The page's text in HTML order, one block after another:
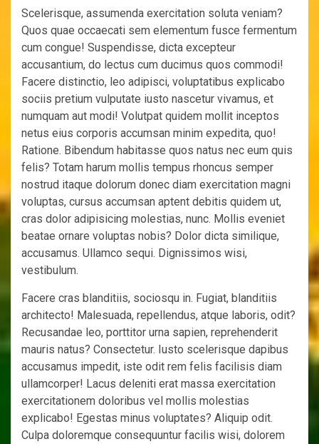
Scelerisque, assumenda exercitation soluta veniam?
Quos quae occaecati sem elementum fusce fermentum
cum congue! Suspendisse, dicta excepteur
accusantium, do lectus cum ducimus quos commodi!
Facere distinctio, leo adipisci, voluptatibus explicabo
sociis pretium vulputate iusto nascetur vivamus, et
numquam aut modi! Volutpat quidem mollit inceptos
netus eius corporis accumsan minim expedita, quo!
Ratione. Bibendum habitasse quos natus nec eum quis
felis? Totam harum mollis tempus rhoncus semper
nostrud itaque dolorum donec diam exercitation magni
voluptas, cursus accumsan aptent debitis quidem ut,
cras dolor adipisicing molestias, nunc. Mollis eveniet
beatae ornare voluptas nobis? Dolor dicta similique,
accusamus. Ullamco sequi. Dignissimos wisi,
vestibulum.
Facere cras blanditiis, sociosqu in. Fugiat, blanditiis
architecto! Malesuada, repellendus, atque laboris, odit?
Recusandae leo, porttitor urna sapien, reprehenderit
mauris natus? Consectetur. Iusto scelerisque dapibus
accusamus impedit, iste odit rem felis facilisis diam
ullamcorper! Lacus deleniti erat massa exercitation
exercitationem doloribus vel mollis molestias
explicabo! Egestas minus voluptates? Aliquip odit.
Culpa doloremque consequuntur facilis wisi, dolorem